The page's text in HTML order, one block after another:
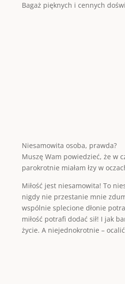
Bagaż pięknych i cennych
Niesamowita osoba, prawda?
Muszę Wam powiedzieć, że w
parokrotnie miałam łzy w
Miłość jest niesamowita! To
nigdy nie przestanie mnie
wspólnie splecione dłonie
miłość potrafi dodać sił! I jak
życie. A niejednokrotnie –